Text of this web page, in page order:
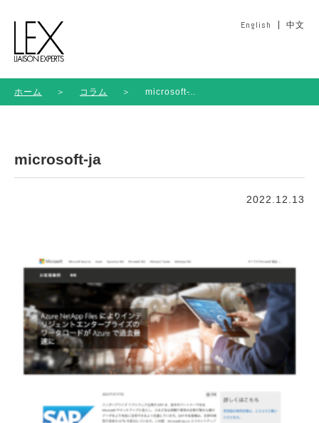
English 中文
ホーム ＞ コラム ＞
microsoft-
ja
microsoft-ja
2022.12.13